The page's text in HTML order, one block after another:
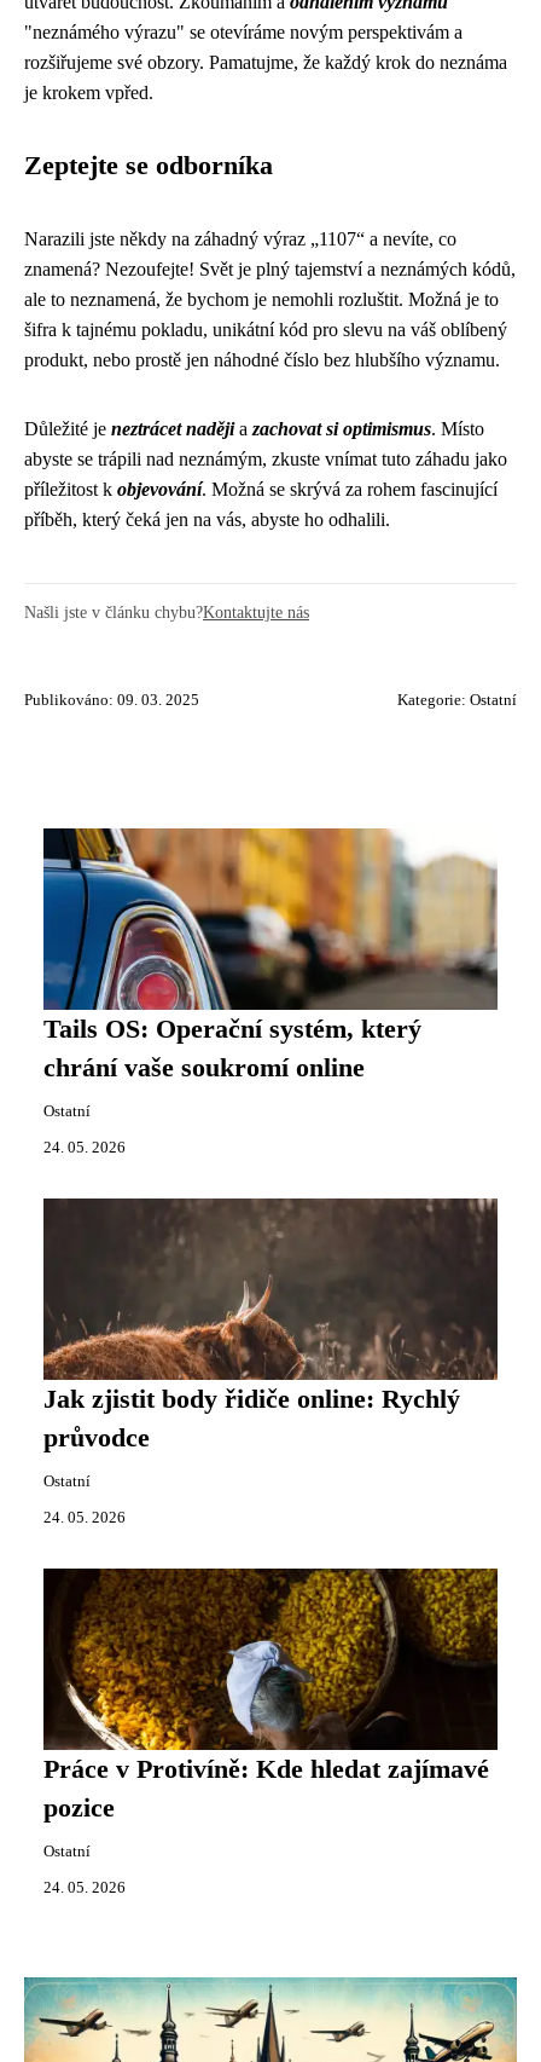
"neznámého výrazu" se otevíráme novým perspektivám a
rozšiřujeme své obzory. Pamatujme, že každý krok do neznáma
je krokem vpřed.
Zeptejte se odborníka
Narazili jste někdy na záhadný výraz „1107“ a nevíte, co
znamená? Nezoufejte! Svět je plný tajemství a neznámých kódů,
ale to neznamená, že bychom je nemohli rozluštit. Možná je to
šifra k tajnému pokladu, unikátní kód pro slevu na váš oblíbený
produkt, nebo prostě jen náhodné číslo bez hlubšího významu.
Důležité je neztrácet nadějia zachovat si optimismus. Místo
abyste se trápili nad neznámým, zkuste vnímat tuto záhadu jako
příležitost k objevování. Možná se skrývá za rohem fascinující
příběh, který čeká jen na vás, abyste ho odhalili.
Našli jste v článku chybu?Kontaktujte nás
Publikováno: 09. 03. 2025 Kategorie: Ostatní
Tails OS: Operační systém, který
chrání vaše soukromí online
Ostatní
24. 05. 2026
Jak zjistit body řidiče online: Rychlý
průvodce
Ostatní
24. 05. 2026
Práce v Protivíně: Kde hledat zajímavé
pozice
Ostatní
24. 05. 2026